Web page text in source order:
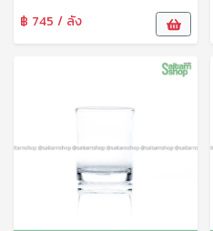
฿ 745 / ลัง